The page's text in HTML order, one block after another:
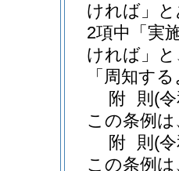
ければ」
2項中「実
ければ」
「周知す
附 則 (
この条例
附 則 (
この条例